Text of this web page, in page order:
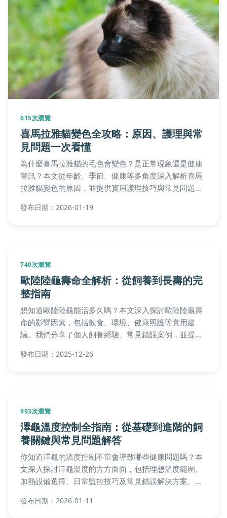
615次瀏覽
喜馬拉雅貓變色全攻略：原因、護理與常
見問題一次看懂
為什麼喜馬拉雅貓的毛色會變色？是正常現象還是健康
警訊？本文從年齡、季節、健康等多角度深入解析喜馬
拉雅貓變色的原因，並提供實用護理技巧與常見問題解
麗。
發布日期：2026-01-19
740次瀏覽
歐陸陸龜壽命全解析：從飼養到長壽的完
整指南
想知道歐陸陸龜能活多久嗎？本文深入探討歐陸陸龜壽
命的影響因素，包括飲食、環境、健康照護等實用建
議。我們分享了個人飼養經驗、常見錯誤案例，並提供
命的疑問，讓你的龜龜活得健康長壽。適合所有飼養歐
發布日期：2025-12-26
993次瀏覽
澤龜溫度控制全指南：從基礎到進階的飼
養關鍵與常見問題解答
你知道澤龜的溫度控制不當會導致哪些健康問題嗎？本
文深入探討澤龜溫度的方方面面，包括理想溫度範圍、
加熱設備選擇、日常監控技巧及常見錯誤解決方案。內
飼主打造安全環境，避免溫度相關疾病。
發布日期：2026-01-11